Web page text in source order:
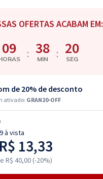
OFERTAS ACABAM EM:
09 : 38
MIN : 19
SEG
de 20% de desconto
ativado: GRAN20-OFF
à vista
R$ 13,33
R$ 40,00 (-20%)